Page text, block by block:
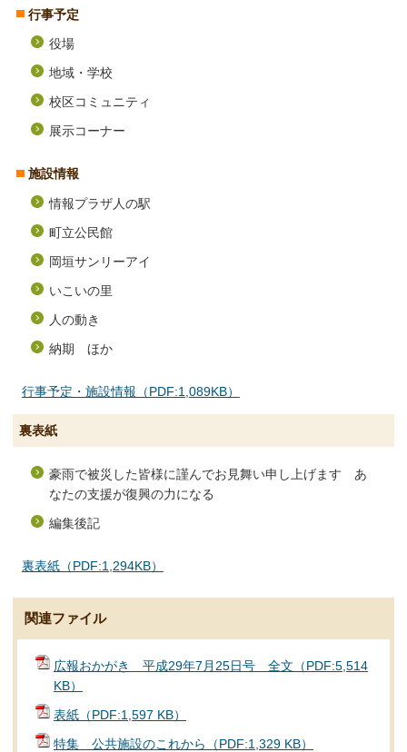
行事予定
役場
地域・学校
校区コミュニティ
展示コーナー
施設情報
情報プラザ人の駅
町立公民館
岡垣サンリーアイ
いこいの里
人の動き
納期 ほか
行事予定・施設情報（PDF:1,089KB）
裏表紙
豪雨で被災した皆様に謹んでお見舞い申し上げます あ
なたの支援が復興の力になる
編集後記
裏表紙（PDF:1,294KB）
関連ファイル
広報おかがき 平成29年7月25日号 全文（PDF:5,514
KB）
表紙（PDF:1,597 KB）
特集 公共施設のこれから（PDF:1,329 KB）